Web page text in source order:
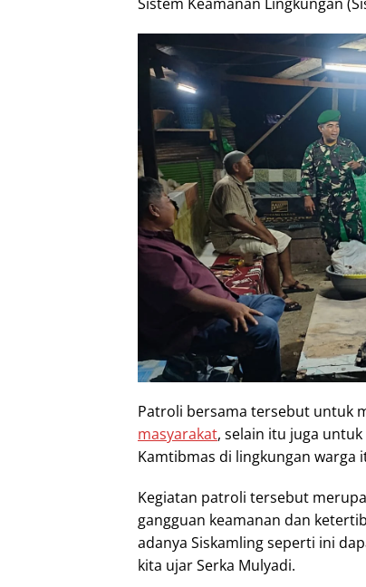
Patroli bersama tersebut untuk
masyarakat, selain itu juga
Kamtibmas di lingkungan warga
Kegiatan patroli tersebut
gangguan keamanan dan
adanya Siskamling seperti ini
kita ujar Serka Mulyadi.